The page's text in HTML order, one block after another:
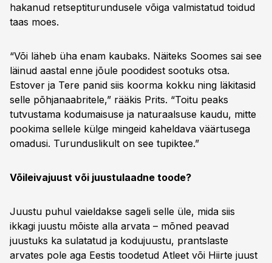
hakanud retseptiturundusele võiga valmistatud toidud
taas moes.
“Või läheb üha enam kaubaks. Näiteks Soomes sai see
läinud aastal enne jõule poodidest sootuks otsa.
Estover ja Tere panid siis koorma kokku ning läkitasid
selle põhjanaabritele,” rääkis Prits. “Toitu peaks
tutvustama kodumaisuse ja naturaalsuse kaudu, mitte
pookima sellele külge mingeid kaheldava väärtusega
omadusi. Turunduslikult on see tupiktee.”
Võileivajuust või juustulaadne toode?
Juustu puhul vaieldakse sageli selle üle, mida siis
ikkagi juustu mõiste alla arvata – mõned peavad
juustuks ka sulatatud ja kodujuustu, prantslaste
arvates pole aga Eestis toodetud Atleet või Hiirte juust